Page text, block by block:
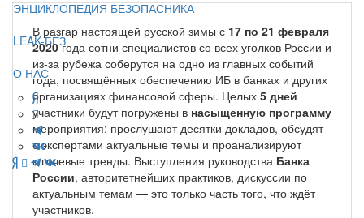
ЭНЦИКЛОПЕДИЯ БЕЗОПАСНИКА
LEAK-БЕЗ
О НАС
В разгар настоящей русской зимы с 17 по 21 февраля
2020года сотни специалистов со всех уголков России и
из-за рубежа соберутся на одно из главных событий
года, посвящённых обеспечению ИБ в банках и других
организациях финансовой сферы. Целых 5 дней
участники будут погружены в насыщенную программу
мероприятия: прослушают десятки докладов, обсудят
с экспертами актуальные темы и проанализируют
ключевые тренды. Выступления руководства Банка
России, авторитетнейших практиков, дискуссии по
актуальным темам — это только часть того, что ждёт
участников.